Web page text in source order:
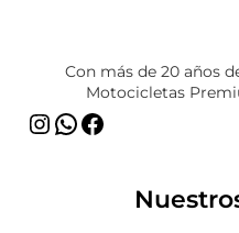
Con más de 20 años
Motocicletas